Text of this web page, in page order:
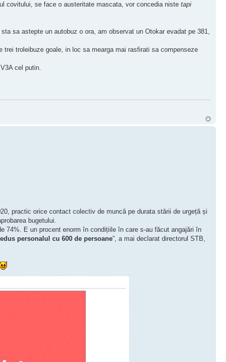
covitului, se face o austeritate mascata, vor concedia nistetapi
sa astepte un autobuz o ora, am observat un Otokar evadat pe 381,
troleibuze goale, in loc sa mearga mai rasfirati sa compenseze
cel putin.
practic orice contact colectiv de muncă pe durata stării de urgeță și
bugetului.
74%. E un procent enorm în condițiile în care s-au făcut angajări în
personalul cu 600 de persoane”, a mai declarat directorul STB,